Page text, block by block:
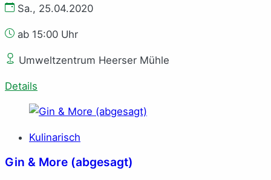
Sa., 25.04.2020
ab 15:00 Uhr
Umweltzentrum Heerser Mühle
Details
Kulinarisch
Gin & More (abgesagt)